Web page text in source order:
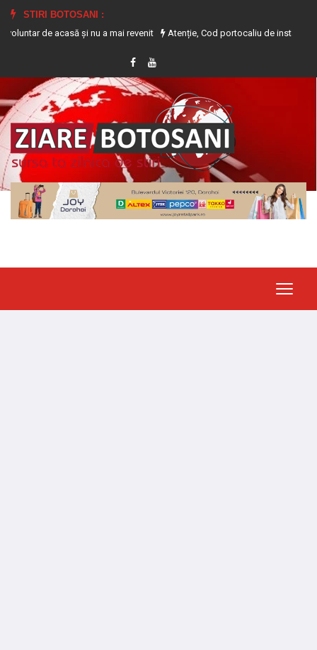
STIRI BOTOSANI :
acasă și nu a mai revenit
Atenție, Cod portocaliu de instabilitate